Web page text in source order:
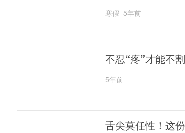
寒假 5年前
不忍“疼”才能不
5年前
舌尖莫任性！这